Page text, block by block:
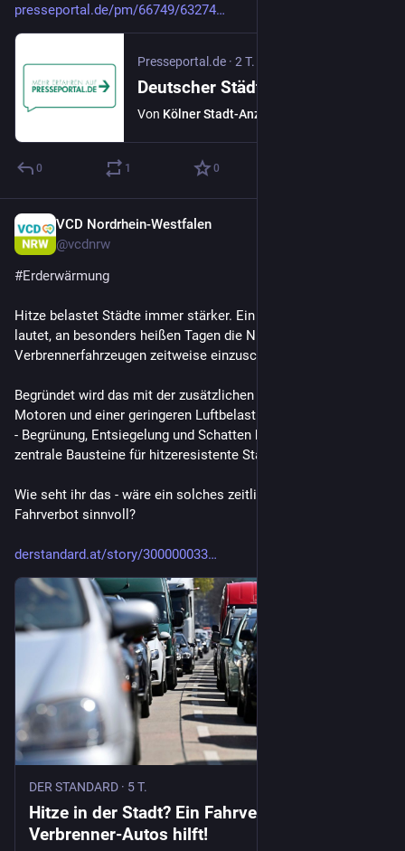
presseportal.de/pm/66749/63274
Presseportal.de · 2 T.
Von Kölner Stadt-Anzeiger
0 1 0
VCD Nordrhein-Westfalen
@vcdnrw
#Erderwärmung
Hitze belastet Städte immer stärker. Ein aktueller Vorschlag
lautet, an besonders heißen Tagen die Nutzung von
Verbrennerfahrzeugen zeitweise einzuschränken.
Begründet wird das mit der zusätzlichen Abwärme der
Motoren und einer geringeren Luftbelastung. Klar ist aber auch
- Begrünung, Entsiegelung und Schatten bleiben ebenso
zentrale Bausteine für hitzeresistente Städte.
Wie seht ihr das - wäre ein solches zeitlich begrenztes
Fahrverbot sinnvoll?
derstandard.at/story/300000033
DER STANDARD · 5 T.
Hitze in der Stadt? Ein Fahrverbot für
Verbrenner-Autos hilft!